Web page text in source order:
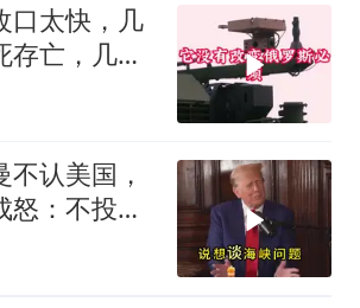
口太快，几
存亡，几天
认美国，
怒：不投降